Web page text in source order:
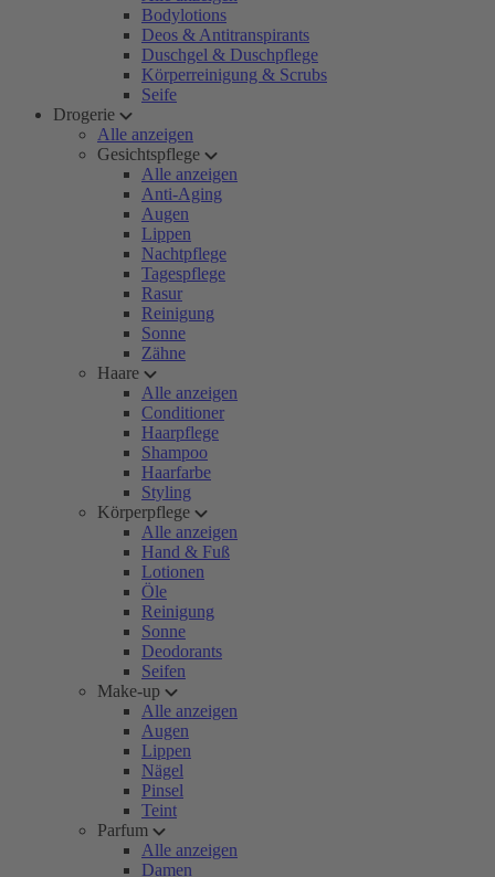
Bodylotions
Deos & Antitranspirants
Duschgel & Duschpflege
Körperreinigung & Scrubs
Seife
Drogerie
Alle anzeigen
Gesichtspflege
Alle anzeigen
Anti-Aging
Augen
Lippen
Nachtpflege
Tagespflege
Rasur
Reinigung
Sonne
Zähne
Haare
Alle anzeigen
Conditioner
Haarpflege
Shampoo
Haarfarbe
Styling
Körperpflege
Alle anzeigen
Hand & Fuß
Lotionen
Öle
Reinigung
Sonne
Deodorants
Seifen
Make-up
Alle anzeigen
Augen
Lippen
Nägel
Pinsel
Teint
Parfum
Alle anzeigen
Damen